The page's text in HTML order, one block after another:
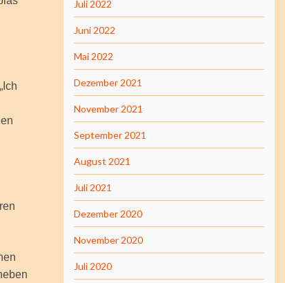
Juli 2022
Juni 2022
Mai 2022
Dezember 2021
November 2021
September 2021
August 2021
Juli 2021
Dezember 2020
November 2020
Juli 2020